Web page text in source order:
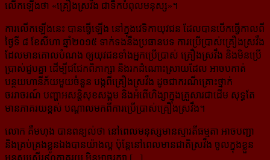
លើកឡើងថា «គ្រឿងស្រវឹង ជាទឺកបំពុលមនុស្ស»។
ការលើកឡើងនេះ បានធ្វើឡើង នៅក្នុងវេទិកាយុវជន ដែលបានបើកធ្វើកាលពី
ថ្ងៃទី ៨ ខែសីហា ឆ្នាំ២០១៥ ទាក់ទងនឹងប្រធានបទ ការប្រើប្រាស់គ្រឿងស្រវឹង
ដែលមានគោលបំណង ឲ្យយុវជនទាំងអ្នកប្រើប្រាស់ គ្រឿង​ស្រវឹង និងមិនប្រើ
ប្រាស់ជួបគ្នា ដើម្បីជជែកពិភាក្សា និងរកដំណោះស្រាយដែល អាចបកាត់
បន្ថយ​ហានីភ័យ​មួយចំនួន បង្កពីគ្រឿងស្រវឹង ដូចជាករណីគ្រោះថ្នាក់
ចររាចរណ៍ បញ្ហាអសន្តិសុខសង្គម និងអំពើហិង្សា​ក្នុង​គ្រួសារ​ជាដើម សុទ្ធតែ
មានភាគរយខ្ពស់ បណ្តាលមកពីការប្រើប្រាស់គ្រឿងស្រវឹង។
លោក គឹមហុង បានពន្យល់ថា នៅពេលមនុស្សមានស្មារតីធម្មតា អាចបញ្ជា
និងគ្រប់គ្រងខ្លូនឯងបានយ៉ាងល្អ ប៉ុន្តែនៅពេលមានជាតិស្រវឹង ចូលក្នុងខ្លួន
មនុស្សស្ទើរ៩០ភាគរយ មិនអាចរក្សា [...]